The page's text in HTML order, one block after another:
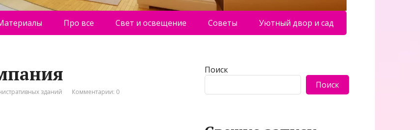
Про все Свет и освещение Советы Уютный двор и сад
зданий Комментарии: 0
Поиск
Поиск